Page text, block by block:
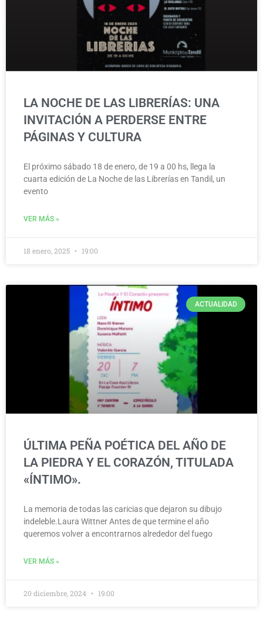
LA NOCHE DE LAS LIBRERÍAS: UNA
INVITACIÓN A PERDERSE ENTRE
PÁGINAS Y CULTURA
El próximo sábado 18 de enero, de 19 a 00 hs, llega la
cuarta edición de La Noche de las Librerías en Tandil, un
evento
VER MÁS »
18 enero, 2025 19:00
ACTUALIDAD
ÚLTIMA PEÑA POÉTICA DEL AÑO DE
LA PIEDRA Y EL CORAZÓN, TITULADA
«ÍNTIMO».
La memoria de todas las caricias que dejaron su dibujo
indeleble.Laura Wittner Antes de que termine el año
queremos volver a encontrarnos alrededor del fuego
VER MÁS »
20 diciembre, 2024 19:00